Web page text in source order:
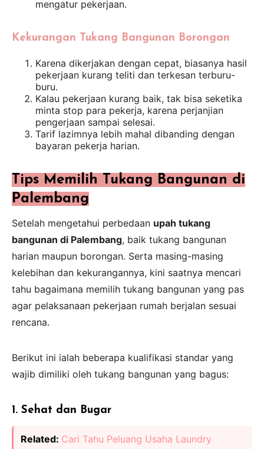
mengatur pekerjaan.
Kekurangan Tukang Bangunan Borongan
Karena dikerjakan dengan cepat, biasanya hasil
pekerjaan kurang teliti dan terkesan terburu-
buru.
Kalau pekerjaan kurang baik, tak bisa seketika
minta stop para pekerja, karena perjanjian
pengerjaan sampai selesai.
Tarif lazimnya lebih mahal dibanding dengan
bayaran pekerja harian.
Tips Memilih Tukang Bangunan di
Palembang
Setelah mengetahui perbedaan upah tukang
bangunan di Palembang, baik tukang bangunan
harian maupun borongan. Serta masing-masing
kelebihan dan kekurangannya, kini saatnya mencari
tahu bagaimana memilih tukang bangunan yang pas
agar pelaksanaan pekerjaan rumah berjalan sesuai
rencana.
Berikut ini ialah beberapa kualifikasi standar yang
wajib dimiliki oleh tukang bangunan yang bagus:
1. Sehat dan Bugar
Related: Cari Tahu Peluang Usaha Laundry